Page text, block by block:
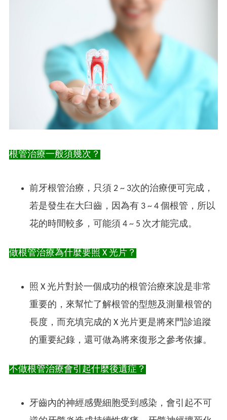
根管治療一般須幾次？
前牙根管治療，只須 2 ~ 3次的治療便可完成，
若是發生在大臼齒，因為有 3 ~ 4 個根管，所以
花的時間較多，可能須 4 ~ 5 次才能完成。
做根管治療為什麼要照 X 光片？
照 X 光片對於一個成功的根管治療來說是非常
重要的，來幫忙了解根管的型態及測量根管的
長度，而充填完成的 X 光片更是將來門診追蹤
的重要紀錄，還可做為將來復形之參考依據。
不做根管治療會引起什麼後遺症？
牙齒內的神經感覺細胞受到感染，會引起不可